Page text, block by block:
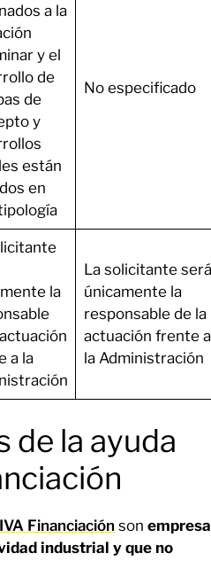
a la
y el
de
de
y
están
en
No especificado
la
a la
La solicitante será
únicamente la
responsable de la
actuación frente a
la Administración
de la ayuda
Financiación son
industrial y que no